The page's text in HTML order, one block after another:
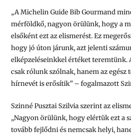
„A Michelin Guide Bib Gourmand
mérföldkő, nagyon örülünk, hogy a
elsőként ezt az elismerést. Ez
hogy jó úton járunk, azt jelenti
elképzeléseinkkel értéket teremtünk.
csak rólunk szólnak, hanem az egész
hírnevét is erősítik” – fogalmazott
Szinné Pusztai Szilvia szerint az
„Nagyon örülünk, hogy elértük ezt a
tovább fejlődni és nemcsak helyi,